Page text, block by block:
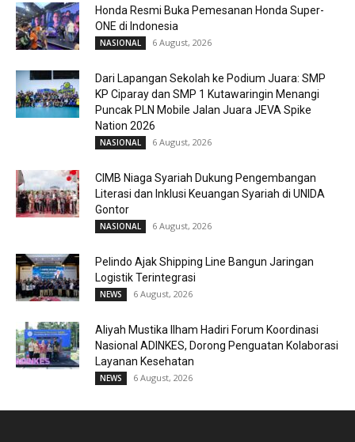
Honda Resmi Buka Pemesanan Honda Super-
ONE di Indonesia
NASIONAL 6 August, 2026
Dari Lapangan Sekolah ke Podium Juara: SMP
KP Ciparay dan SMP 1 Kutawaringin Menangi
Puncak PLN Mobile Jalan Juara JEVA Spike
Nation 2026
NASIONAL 6 August, 2026
CIMB Niaga Syariah Dukung Pengembangan
Literasi dan Inklusi Keuangan Syariah di UNIDA
Gontor
NASIONAL 6 August, 2026
Pelindo Ajak Shipping Line Bangun Jaringan
Logistik Terintegrasi
NEWS 6 August, 2026
Aliyah Mustika Ilham Hadiri Forum Koordinasi
Nasional ADINKES, Dorong Penguatan Kolaborasi
Layanan Kesehatan
NEWS 6 August, 2026